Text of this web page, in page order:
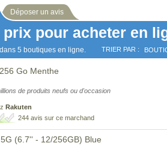
Déposer un avis
pour acheter en
5 boutiques en ligne. TRIER PAR :
Go Menthe
de produits neufs ou d'occasion
Rakuten
244 avis sur ce marchand
(6.7'' - 12/256GB) Blue